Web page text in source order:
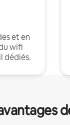
et en
wifi
dédiés.